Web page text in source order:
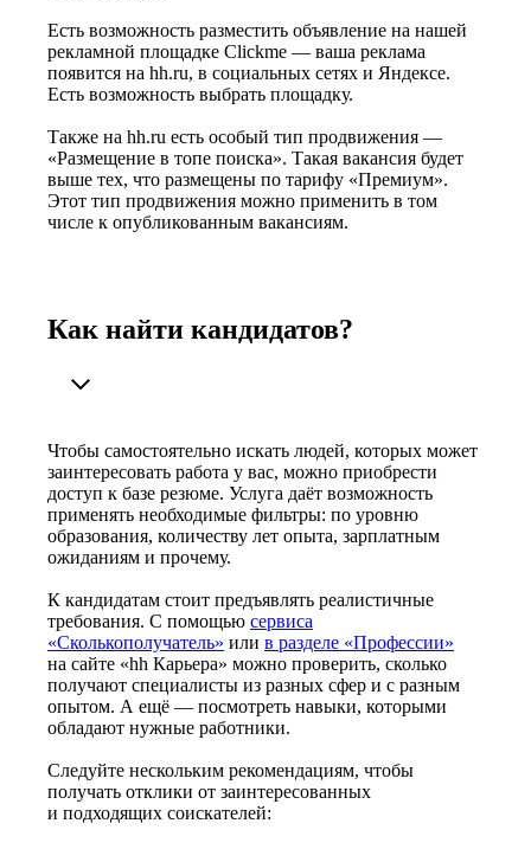
Есть возможность разместить объявление на нашей
рекламной площадке Clickme — ваша реклама
появится на hh.ru, в социальных сетях и Яндексе.
Есть возможность выбрать площадку.
Также на hh.ru есть особый тип продвижения —
«Размещение в топе поиска». Такая вакансия будет
выше тех, что размещены по тарифу «Премиум».
Этот тип продвижения можно применить в том
числе к опубликованным вакансиям.
Как найти кандидатов?
Чтобы самостоятельно искать людей, которых может
заинтересовать работа у вас, можно приобрести
доступ к базе резюме. Услуга даёт возможность
применять необходимые фильтры: по уровню
образования, количеству лет опыта, зарплатным
ожиданиям и прочему.
К кандидатам стоит предъявлять реалистичные
требования. С помощью сервиса
«Сколькополучатель» или в разделе «Профессии»
на сайте «hh Карьера» можно проверить, сколько
получают специалисты из разных сфер и с разным
опытом. А ещё — посмотреть навыки, которыми
обладают нужные работники.
Следуйте нескольким рекомендациям, чтобы
получать отклики от заинтересованных
и подходящих соискателей: